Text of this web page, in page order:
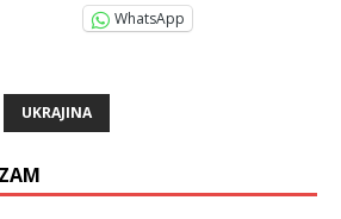
WhatsApp
UKRAJINA